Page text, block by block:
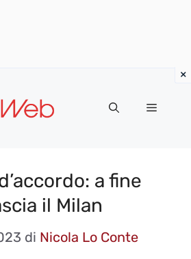
MENU
a fine
il Milan
di Nicola Lo Conte